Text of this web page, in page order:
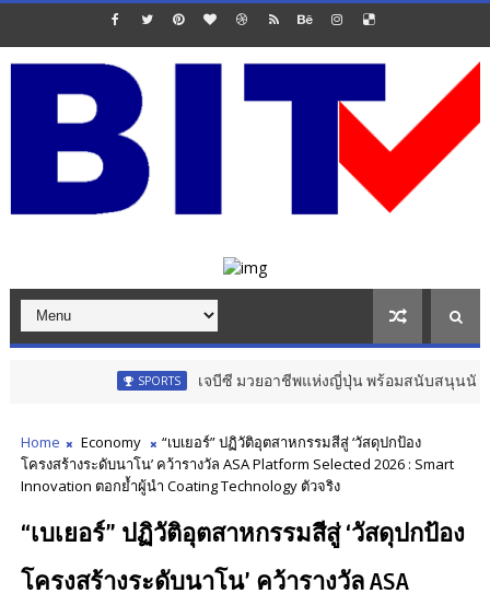
เจบีซี มวยอาชีพแห่งญี่ปุ่น พร้อมสนับสนุนนักมวยชาวไทย
Home Economy
“เบเยอร์” ปฏิวัติอุตสาหกรรมสีสู่ ‘วัสดุปกป้อง
โครงสร้างระดับนาโน’ คว้ารางวัล ASA Platform Selected 2026 : Smart
Innovation ตอกย้ำผู้นำ Coating Technology ตัวจริง
“เบเยอร์” ปฏิวัติอุตสาหกรรมสีสู่ ‘วัสดุปกป้อง
โครงสร้างระดับนาโน’ คว้ารางวัล ASA